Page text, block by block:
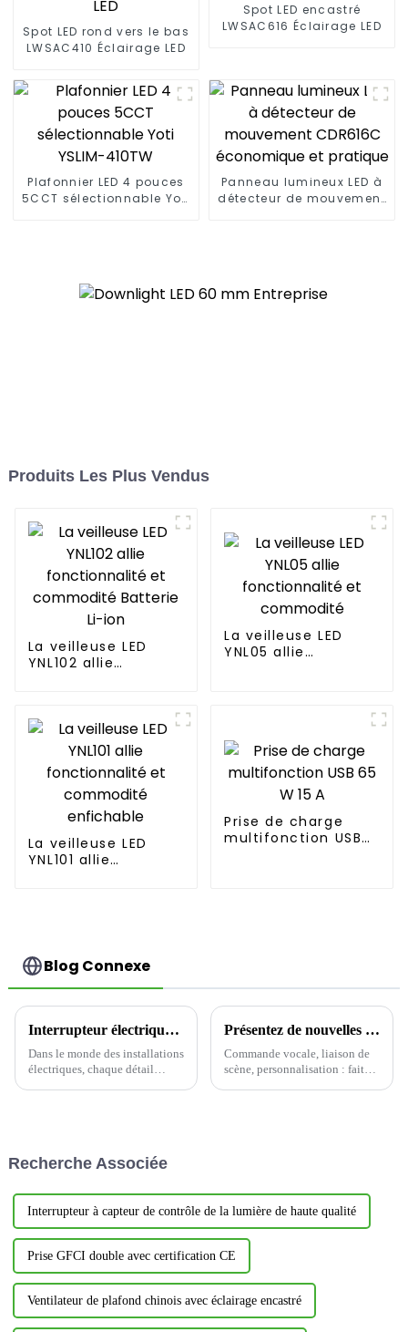
Spot LED rond vers le bas
LWSAC410 Éclairage LED
Spot LED encastré
LWSAC616 Éclairage LED
Plafonnier LED 4 pouces
5CCT sélectionnable Yoti
Panneau lumineux LED à
détecteur de mouvement
Produits Les Plus Vendus
La veilleuse LED
YNL102 allie
La veilleuse LED
YNL05 allie
La veilleuse LED
YNL101 allie
Prise de charge
multifonction USB
Blog Connexe
Interrupteur électrique YDLS101 – La solution ultime en matière de bascule décorative !
Dans le monde des installations
électriques, chaque détail
Aujourd'hui,...
Présentez de nouvelles solutions de maison intelligente qui redéfinissent le confort de vie
Commande vocale, liaison de
scène, personnalisation : faites
Recherche Associée
Interrupteur à capteur de contrôle de la lumière de haute qualité
Prise GFCI double avec certification CE
Ventilateur de plafond chinois avec éclairage encastré